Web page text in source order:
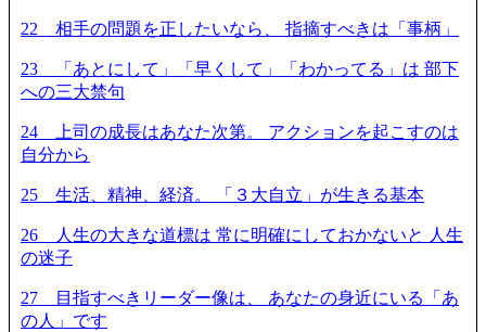
22 相手の問題を正したいなら、 指摘すべきは「事柄」
23 「あとにして」「早くして」「わかってる」は 部下
への三大禁句
24 上司の成長はあなた次第。 アクションを起こすのは
自分から
25 生活、精神、経済。 「３大自立」が生きる基本
26 人生の大きな道標は 常に明確にしておかないと 人生
の迷子
27 目指すべきリーダー像は、 あなたの身近にいる「あ
の人」です